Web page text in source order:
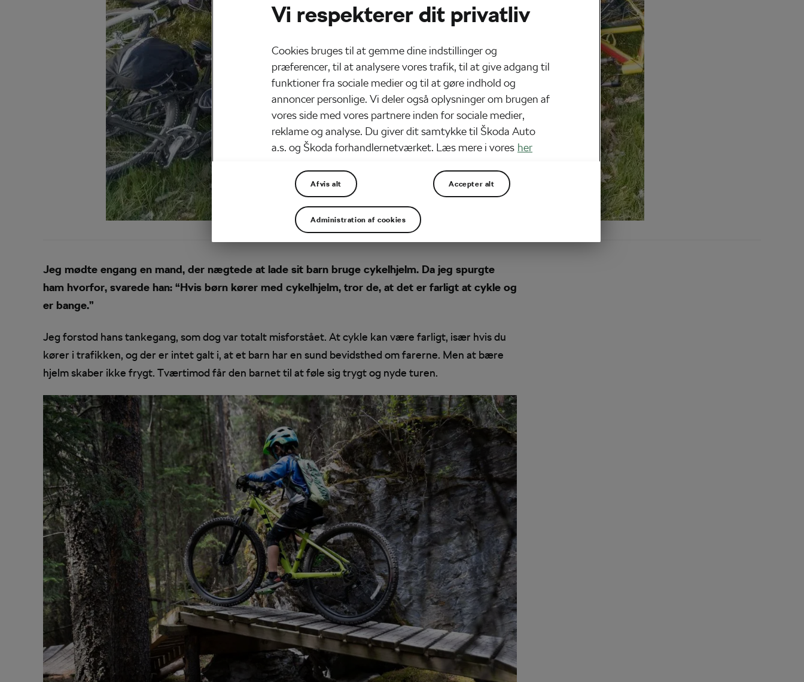
Jeg mødte engang en mand, der nægtede at lade sit barn bruge cykelhjelm. Da jeg spurgte
ham hvorfor, svarede han: “Hvis børn kører med cykelhjelm, tror de, at det er farligt at cykle og
er bange.”
Jeg forstod hans tankegang, som dog var totalt misforstået. At cykle kan være farligt, især hvis du
kører i trafikken, og der er intet galt i, at et barn har en sund bevidsthed om farerne. Men at bære
hjelm skaber ikke frygt. Tværtimod får den barnet til at føle sig trygt og nyde turen.
Vi respekterer dit privatliv
Cookies bruges til at gemme dine indstillinger og
præferencer, til at analysere vores trafik, til at give adgang til
funktioner fra sociale medier og til at gøre indhold og
annoncer personlige. Vi deler også oplysninger om brugen af
vores side med vores partnere inden for sociale medier,
reklame og analyse. Du giver dit samtykke til Škoda Auto
a.s. og Škoda forhandlernetværket. Læs mere i vores her
Afvis alt Accepter alt
Administration af cookies